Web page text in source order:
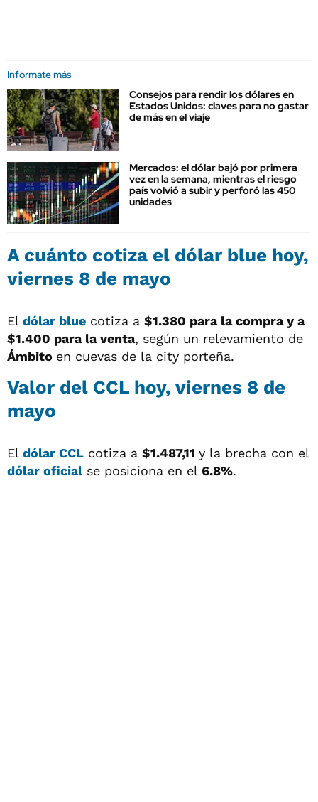
Informate más
Consejos para rendir los dólares en
Estados Unidos: claves para no gastar
de más en el viaje
Mercados: el dólar bajó por primera
vez en la semana, mientras el riesgo
país volvió a subir y perforó las 450
unidades
A cuánto cotiza el dólar blue hoy,
viernes 8 de mayo
El dólar blue cotiza a $1.380 para la compra y a
$1.400 para la venta, según un relevamiento de
Ámbito en cuevas de la city porteña.
Valor del CCL hoy, viernes 8 de
mayo
El dólar CCL cotiza a $1.487,11 y la brecha con el
dólar oficial se posiciona en el 6.8%.